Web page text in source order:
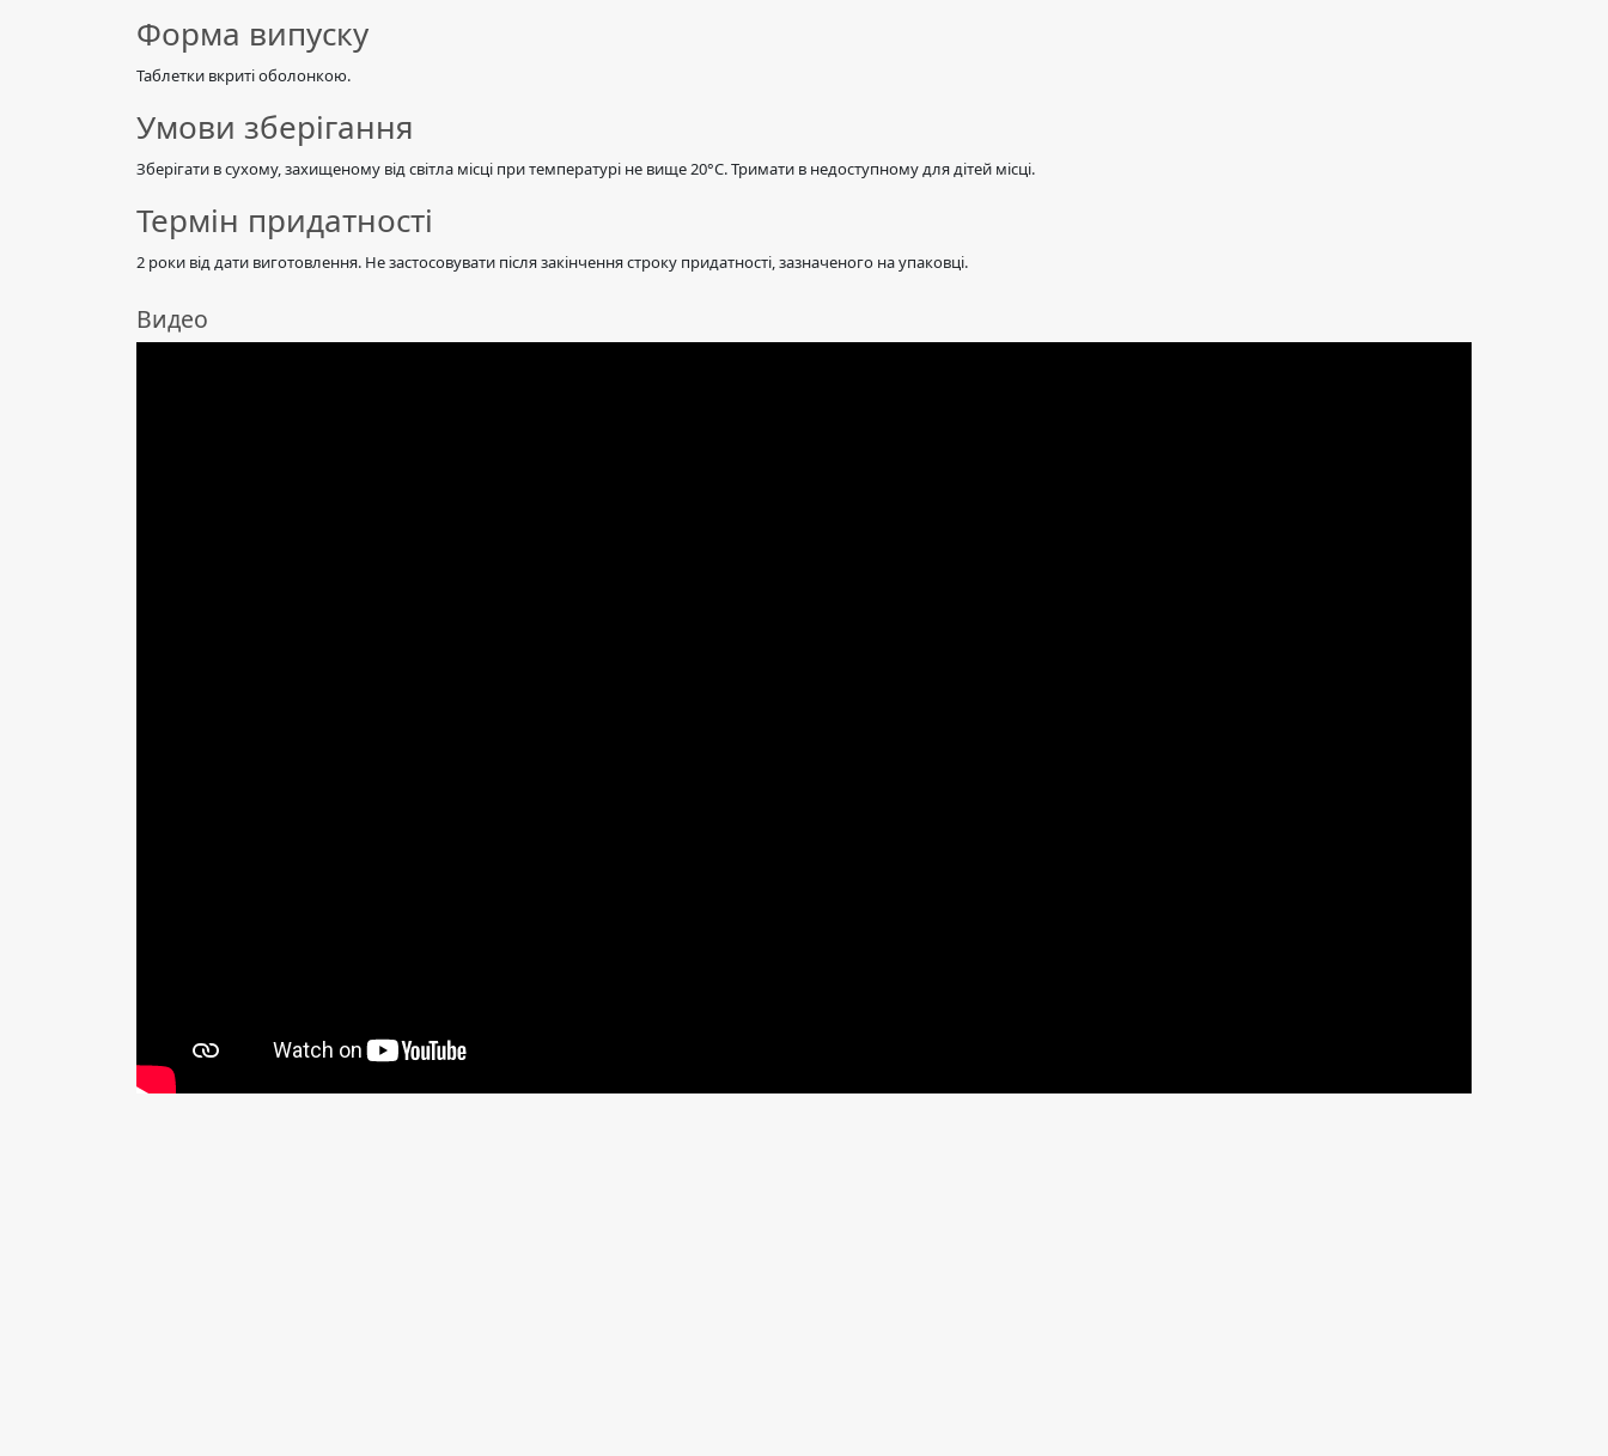
Форма випуску
Таблетки вкриті оболонкою.
Умови зберігання
Зберігати в сухому, захищеному від світла місці при температурі не вище 20°C. Тримати в недоступному для дітей місці.
Термін придатності
2 роки від дати виготовлення. Не застосовувати після закінчення строку придатності, зазначеного на упаковці.
Видео